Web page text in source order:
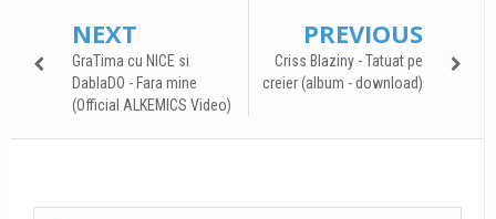
NEXT
GraTima cu NICE si
DablaDO - Fara mine
(Official ALKEMICS Video)
PREVIOUS
Criss Blaziny - Tatuat pe
creier (album - download)